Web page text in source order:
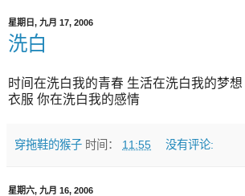
星期日, 九月 17, 2006
洗白
时间在洗白我的青春 生活在洗白我的梦
衣服 你在洗白我的感情
穿拖鞋的猴子 时间： 11:55 没有评论:
星期六, 九月 16, 2006